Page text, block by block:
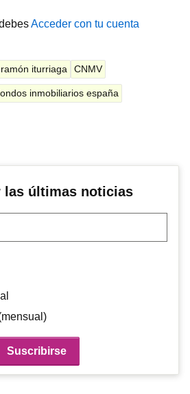
Acceder con tu cuenta
iturriaga CNMV
inmobiliarios españa
las últimas noticias